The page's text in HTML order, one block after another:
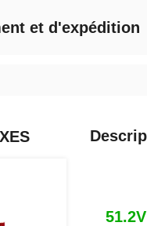
et d'expédition